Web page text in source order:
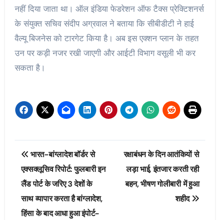
नहीं दिया जाता था। ऑल इंडिया फेडरेशन ऑफ टैक्स प्रेक्टिशनर्स
के संयुक्त सचिव संदीप अग्रवाल ने बताया कि सीबीडीटी ने हाई
वैल्यू बिजनेस को टारगेट किया है। अब इस एक्शन प्लान के तहत
उन पर कड़ी नजर रखी जाएगी और आईटी विभाग वसूली भी कर
सकता है।
Post
navigation
भारत-बांग्लादेश बॉर्डर से
एक्सक्लूसिव रिपोर्ट: फुलबारी इन
लैंड पोर्ट के जरिए 3 देशों के
साथ व्यापार करता है बांग्लादेश,
हिंसा के बाद आधा हुआ इंपोर्ट-
रक्षाबंधन के दिन आतंकियों से
लड़ा भाई, इंतजार करती रही
बहन, भीषण गोलीबारी में हुआ
शहीद